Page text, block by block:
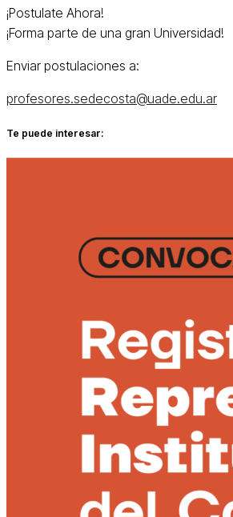
¡Postulate Ahora!
¡Forma parte de una gran Universidad!
Enviar postulaciones a:
profesores.sedecosta@uade.edu.ar
Te puede interesar: